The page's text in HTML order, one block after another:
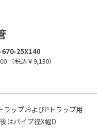
670-25X140
（税込￥9,130）
ラップおよびPトラップ用
はパイプ径X幅D